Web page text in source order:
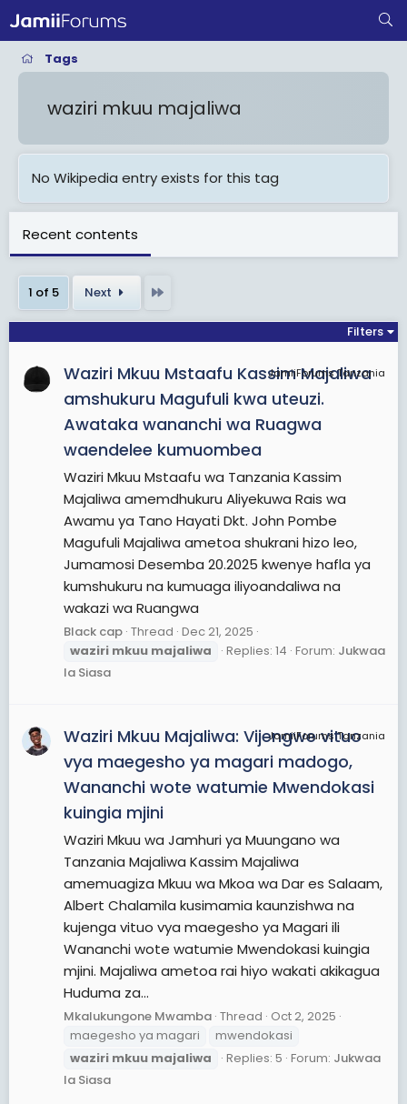
Tags
waziri mkuu majaliwa
No Wikipedia entry exists for this tag
Recent contents
1 of 5 Next
Filters
JamiiForums Tanzania
Waziri Mkuu Mstaafu Kassim Majaliwa
amshukuru Magufuli kwa uteuzi.
Awataka wananchi wa Ruagwa
waendelee kumuombea
Waziri Mkuu Mstaafu wa Tanzania Kassim
Majaliwa amemdhukuru Aliyekuwa Rais wa
Awamu ya Tano Hayati Dkt. John Pombe
Magufuli Majaliwa ametoa shukrani hizo leo,
Jumamosi Desemba 20.2025 kwenye hafla ya
kumshukuru na kumuaga iliyoandaliwa na
wakazi wa Ruangwa
Black cap Thread Dec 21, 2025
waziri mkuu majaliwa Replies: 14 Forum: Jukwaa
la Siasa
JamiiForums Tanzania
Waziri Mkuu Majaliwa: Vijengwe vituo
vya maegesho ya magari madogo,
Wananchi wote watumie Mwendokasi
kuingia mjini
Waziri Mkuu wa Jamhuri ya Muungano wa
Tanzania Majaliwa Kassim Majaliwa
amemuagiza Mkuu wa Mkoa wa Dar es Salaam,
Albert Chalamila kusimamia kaunzishwa na
kujenga vituo vya maegesho ya Magari ili
Wananchi wote watumie Mwendokasi kuingia
mjini. Majaliwa ametoa rai hiyo wakati akikagua
Huduma za...
Mkalukungone Mwamba Thread Oct 2, 2025
maegesho ya magari
mwendokasi
waziri mkuu majaliwa Replies: 5 Forum: Jukwaa
la Siasa